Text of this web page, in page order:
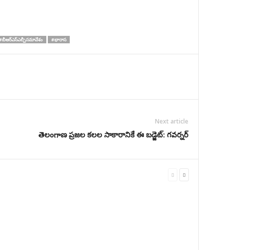
#భారాస
Next article
తెలంగాణ ప్రజల కలల సాకారానికే ఈ బడ్జెట్: గవర్నర్